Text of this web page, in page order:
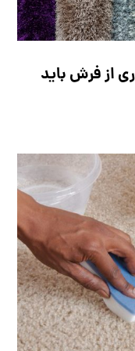
از فرش باید